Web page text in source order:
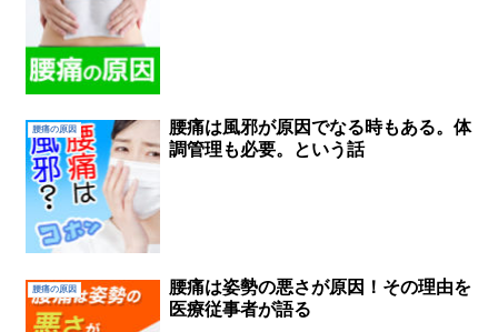
腰痛の原因
腰痛は風邪が原因でなる時もある。体
調管理も必要。という話
腰痛の原因
腰痛は姿勢の悪さが原因！その理由を
医療従事者が語る